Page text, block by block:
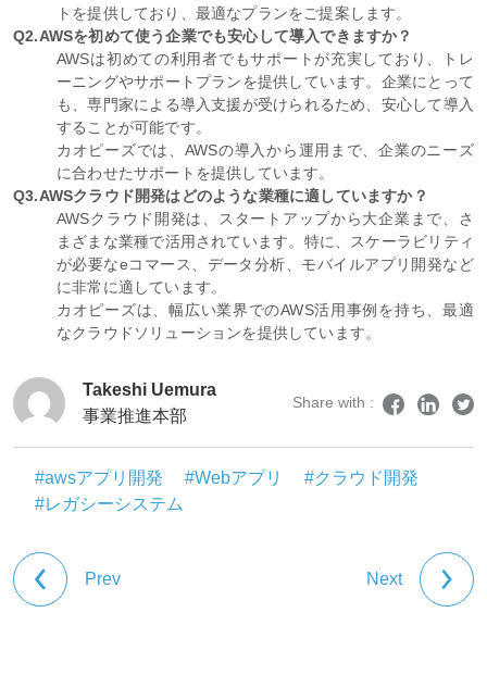
トを提供しており、最適なプランをご提案します。
Q2.AWSを初めて使う企業でも安心して導入できますか？
AWSは初めての利用者でもサポートが充実しており、トレ
ーニングやサポートプランを提供しています。企業にとって
も、専門家による導入支援が受けられるため、安心して導入
することが可能です。
カオピーズでは、AWSの導入から運用まで、企業のニーズ
に合わせたサポートを提供しています。
Q3.AWSクラウド開発はどのような業種に適していますか？
AWSクラウド開発は、スタートアップから大企業まで、さ
まざまな業種で活用されています。特に、スケーラビリティ
が必要なeコマース、データ分析、モバイルアプリ開発など
に非常に適しています。
カオピーズは、幅広い業界でのAWS活用事例を持ち、最適
なクラウドソリューションを提供しています。
Takeshi Uemura
事業推進本部
Share with :
#awsアプリ開発 #Webアプリ
#クラウド開発
#レガシーシステム
Prev Next